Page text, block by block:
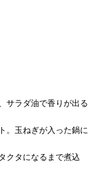
サラダ油で香りが出る
。玉ねぎが入った鍋に
クタになるまで煮込